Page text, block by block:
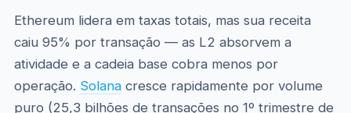
Ethereum lidera em taxas totais, mas sua receita
caiu 95% por transação — as L2 absorvem a
atividade e a cadeia base cobra menos por
operação. Solanacresce rapidamente por volume
puro (25,3 bilhões de transações no 1º trimestre de